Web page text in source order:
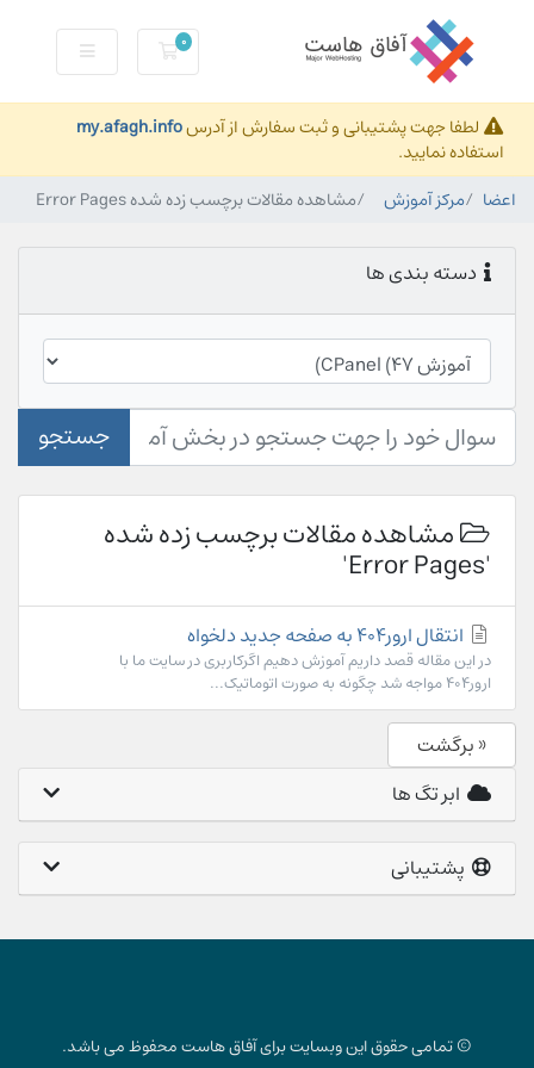
0 کارت خرید
لطفا جهت پشتیبانی و ثبت سفارش از آدرسmy.afagh.info
استفاده نمایید.
اعضا
مرکز آموزش مشاهده مقالات برچسب زده شده Error Pages
دسته بندی ها
جستجو
مشاهده مقالات برچسب زده شده
'Error Pages'
انتقال ارور404 به صفحه جدید دلخواه
در این مقاله قصد داریم آموزش دهیم اگرکاربری در سایت ما با
ارور404 مواجه شد چگونه به صورت اتوماتیک...
« برگشت
ابر تگ ها
پشتیبانی
© تمامی حقوق این وبسایت برای آفاق هاست محفوظ می باشد.